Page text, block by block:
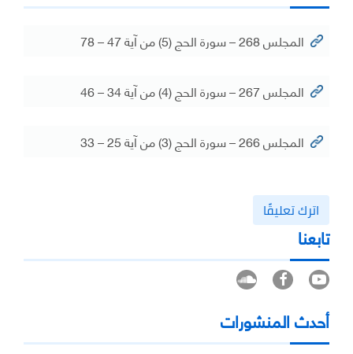
المجلس 268 – سورة الحج (5) من آية 47 – 78
المجلس 267 – سورة الحج (4) من آية 34 – 46
المجلس 266 – سورة الحج (3) من آية 25 – 33
اترك تعليقًا
تابعنا
أحدث المنشورات